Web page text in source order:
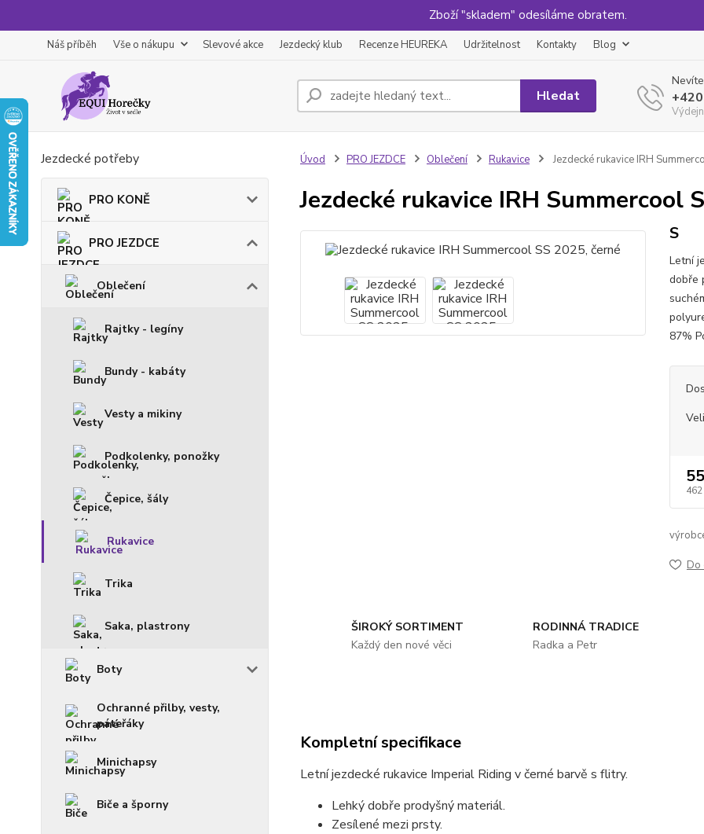
Zboží "skladem" odesíláme obratem.
Náš příběh Vše o nákupu Slevové akce Jezdecký klub Recenze HEUREKA Udržitelnost Kontakty Blog
Hledat
Jezdecké potřeby
PRO KONĚ
PRO JEZDCE
Oblečení
Rajtky - legíny
Bundy - kabáty
Vesty a mikiny
Podkolenky, ponožky
Čepice, šály
Rukavice
Trika
Saka, plastrony
Boty
Ochranné přilby, vesty,
páteřáky
Minichapsy
Biče a šporny
Úvod PRO JEZDCE Oblečení Rukavice Jezdecké rukavice IRH
Jezdecké rukavice IRH Summercool
S
Letní
dobře
87%
462
Do
ŠIROKÝ SORTIMENT
Každý den nové věci
RODINNÁ TRADICE
Radka a Petr
Kompletní specifikace
Letní jezdecké rukavice Imperial Riding v černé barvě s flitry.
Lehký dobře prodyšný materiál.
Zesílené mezi prsty.